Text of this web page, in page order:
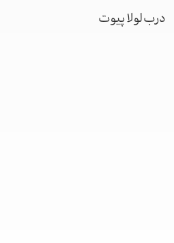
درب لولا پیوت